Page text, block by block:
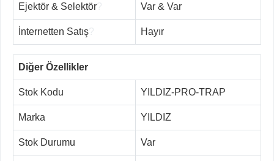
Ejektör & Selektör Var & Var
İnternetten Satış Hayır
Diğer Özellikler
Stok Kodu YILDIZ-PRO-TRAP
Marka YILDIZ
Stok Durumu Var